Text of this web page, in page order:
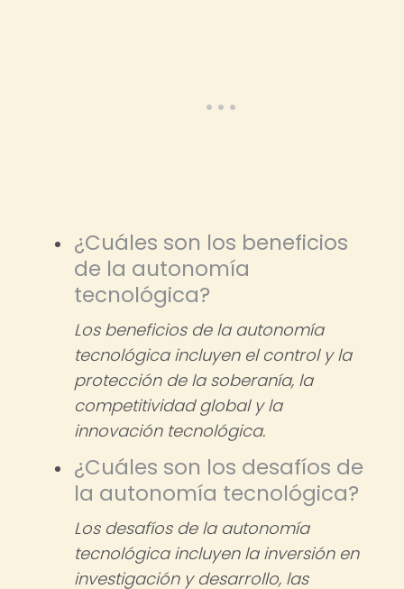
¿Cuáles son los beneficios
de la autonomía
tecnológica?
Los beneficios de la autonomía
tecnológica incluyen el control y la
protección de la soberanía, la
competitividad global y la
innovación tecnológica.
¿Cuáles son los desafíos de
la autonomía tecnológica?
Los desafíos de la autonomía
tecnológica incluyen la inversión en
investigación y desarrollo, las